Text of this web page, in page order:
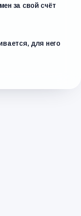
за свой счёт
для него